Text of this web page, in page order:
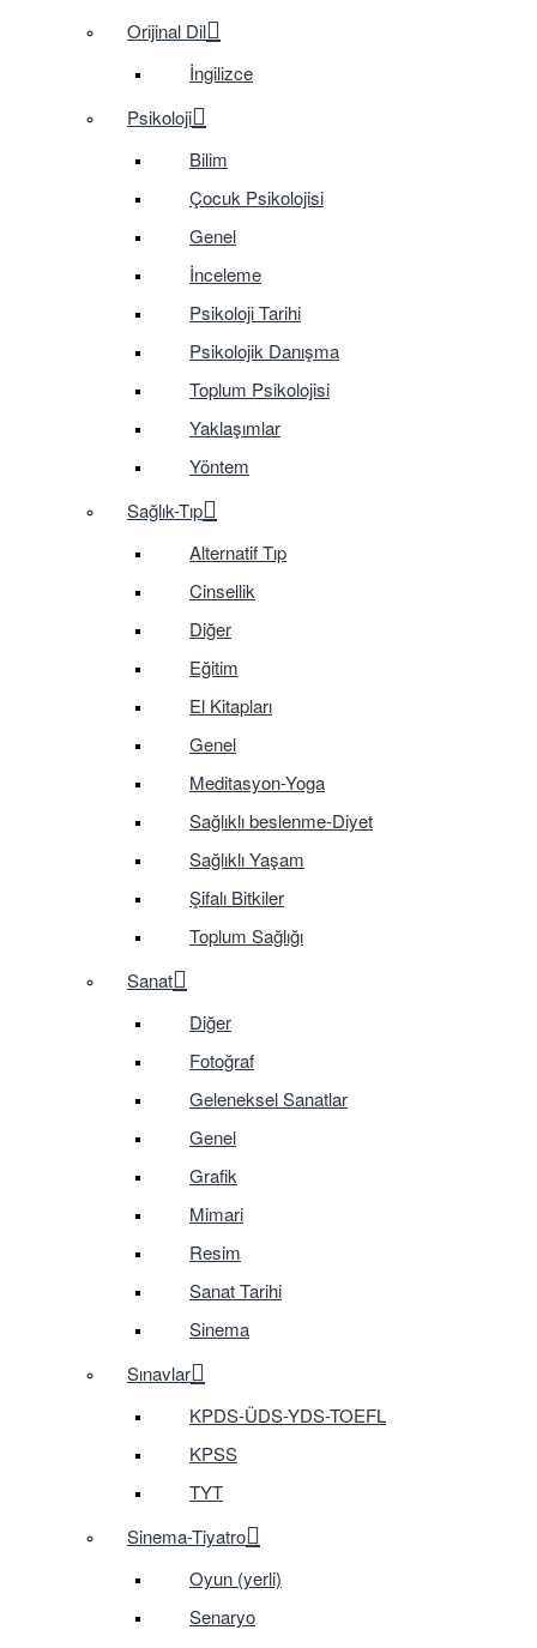
Orijinal Dil
İngilizce
Psikoloji
Bilim
Çocuk Psikolojisi
Genel
İnceleme
Psikoloji Tarihi
Psikolojik Danışma
Toplum Psikolojisi
Yaklaşımlar
Yöntem
Sağlık-Tıp
Alternatif Tıp
Cinsellik
Diğer
Eğitim
El Kitapları
Genel
Meditasyon-Yoga
Sağlıklı beslenme-Diyet
Sağlıklı Yaşam
Şifalı Bitkiler
Toplum Sağlığı
Sanat
Diğer
Fotoğraf
Geleneksel Sanatlar
Genel
Grafik
Mimari
Resim
Sanat Tarihi
Sinema
Sınavlar
KPDS-ÜDS-YDS-TOEFL
KPSS
TYT
Sinema-Tiyatro
Oyun (yerli)
Senaryo